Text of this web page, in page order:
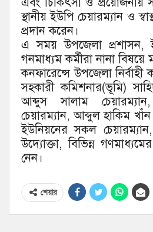
স্থানীয় ইউপি চেয়ারম্যান ও
প্রদান করেন।
এ সময় উপজেলা প্রশাসন,
গনমাধ্যম কর্মীরা নানা বিষয়ে
কনফারেন্সে উপজেলা নির্বাহী
সহকারী কমিশনার(ভূমি)
আব্দুস সালাম
চেয়ারম্যান, আব্দুল হাকিম
ইউনিয়নের সকল চেয়ারম্যান,
উদ্যোক্তা, বিভিন্ন
নেন।
শেয়ার